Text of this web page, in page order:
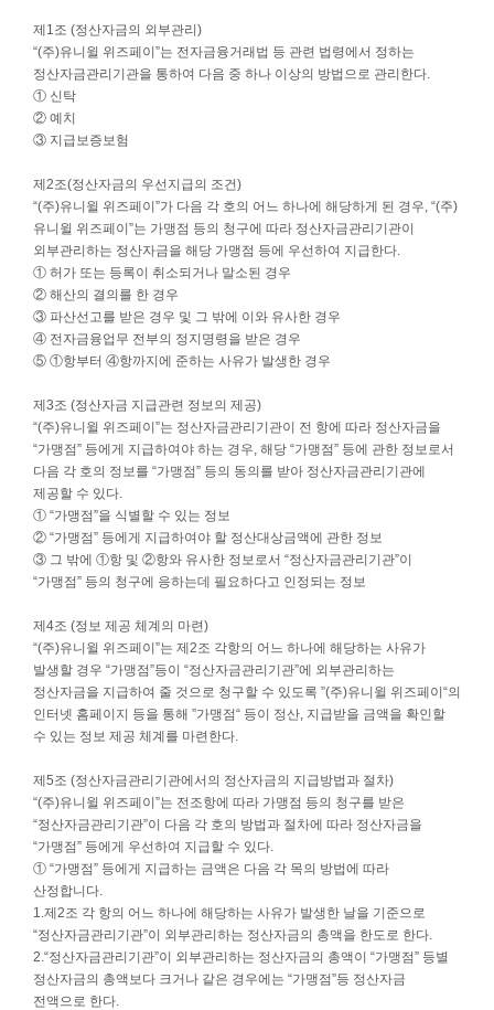
제1조 (정산자금의 외부관리)
“(주)유니윌 위즈페이”는 전자금융거래법 등 관련 법령에서 정하는
정산자금관리기관을 통하여 다음 중 하나 이상의 방법으로 관리한다.
① 신탁
② 예치
③ 지급보증보험
제2조(정산자금의 우선지급의 조건)
“(주)유니윌 위즈페이”가 다음 각 호의 어느 하나에 해당하게 된 경우, “(주)
유니윌 위즈페이”는 가맹점 등의 청구에 따라 정산자금관리기관이
외부관리하는 정산자금을 해당 가맹점 등에 우선하여 지급한다.
① 허가 또는 등록이 취소되거나 말소된 경우
② 해산의 결의를 한 경우
③ 파산선고를 받은 경우 및 그 밖에 이와 유사한 경우
④ 전자금융업무 전부의 정지명령을 받은 경우
⑤ ①항부터 ④항까지에 준하는 사유가 발생한 경우
제3조 (정산자금 지급관련 정보의 제공)
“(주)유니윌 위즈페이”는 정산자금관리기관이 전 항에 따라 정산자금을
“가맹점” 등에게 지급하여야 하는 경우, 해당 “가맹점” 등에 관한 정보로서
다음 각 호의 정보를 “가맹점” 등의 동의를 받아 정산자금관리기관에
제공할 수 있다.
① “가맹점”을 식별할 수 있는 정보
② “가맹점” 등에게 지급하여야 할 정산대상금액에 관한 정보
③ 그 밖에 ①항 및 ②항와 유사한 정보로서 “정산자금관리기관”이
“가맹점” 등의 청구에 응하는데 필요하다고 인정되는 정보
제4조 (정보 제공 체계의 마련)
“(주)유니윌 위즈페이”는 제2조 각항의 어느 하나에 해당하는 사유가
발생할 경우 “가맹점”등이 “정산자금관리기관”에 외부관리하는
정산자금을 지급하여 줄 것으로 청구할 수 있도록 ”(주)유니윌 위즈페이“의
인터넷 홈페이지 등을 통해 ”가맹점“ 등이 정산, 지급받을 금액을 확인할
수 있는 정보 제공 체계를 마련한다.
제5조 (정산자금관리기관에서의 정산자금의 지급방법과 절차)
“(주)유니윌 위즈페이”는 전조항에 따라 가맹점 등의 청구를 받은
“정산자금관리기관”이 다음 각 호의 방법과 절차에 따라 정산자금을
“가맹점” 등에게 우선하여 지급할 수 있다.
① “가맹점” 등에게 지급하는 금액은 다음 각 목의 방법에 따라
산정합니다.
1.제2조 각 항의 어느 하나에 해당하는 사유가 발생한 날을 기준으로
“정산자금관리기관”이 외부관리하는 정산자금의 총액을 한도로 한다.
2.“정산자금관리기관”이 외부관리하는 정산자금의 총액이 “가맹점” 등별
정산자금의 총액보다 크거나 같은 경우에는 “가맹점”등 정산자금
전액으로 한다.